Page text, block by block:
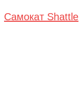
Самокат Shattle